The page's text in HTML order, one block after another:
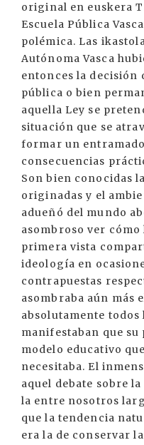
original en euskera
Escuela Pública
polémica. Las
Autónoma Vasca
entonces la decisión
pública o bien
aquella Ley se
situación que se
formar un
consecuencias
Son bien conocidas
originadas y el
adueñó del mundo
asombroso ver cómo
primera vista
ideología en
contrapuestas
asombraba aún más
absolutamente todos
manifestaban que
modelo educativo
necesitaba. El
aquel debate sobre
la entre nosotros
que la tendencia
era la de conservar